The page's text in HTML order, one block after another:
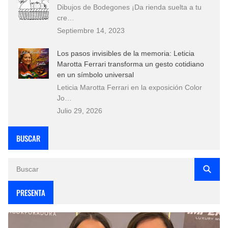
Dibujos de Bodegones ¡Da rienda suelta a tu
cre…
Septiembre 14, 2023
Los pasos invisibles de la memoria: Leticia
Marotta Ferrari transforma un gesto cotidiano
en un símbolo universal
Leticia Marotta Ferrari en la exposición Color
Jo…
Julio 29, 2026
BUSCAR
PRESENTA